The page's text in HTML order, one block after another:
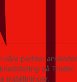
partner
på Tinder.
inställningar.